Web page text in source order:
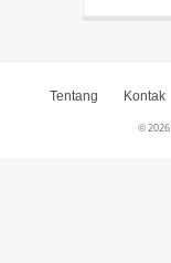
Tentang Kontak
©2026